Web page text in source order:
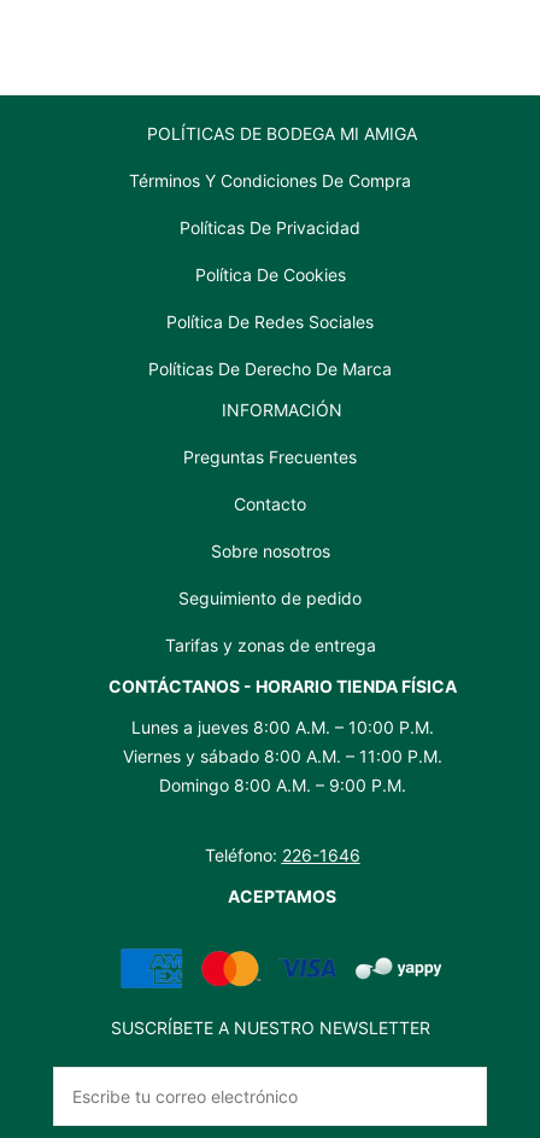
POLÍTICAS DE BODEGA MI AMIGA
Términos Y Condiciones De Compra
Políticas De Privacidad
Política De Cookies
Política De Redes Sociales
Políticas De Derecho De Marca
INFORMACIÓN
Preguntas Frecuentes
Contacto
Sobre nosotros
Seguimiento de pedido
Tarifas y zonas de entrega
CONTÁCTANOS - HORARIO TIENDA FÍSICA
Lunes a jueves 8:00 A.M. – 10:00 P.M.
Viernes y sábado 8:00 A.M. – 11:00 P.M.
Domingo 8:00 A.M. – 9:00 P.M.
Teléfono: 226-1646
ACEPTAMOS
SUSCRÍBETE A NUESTRO NEWSLETTER